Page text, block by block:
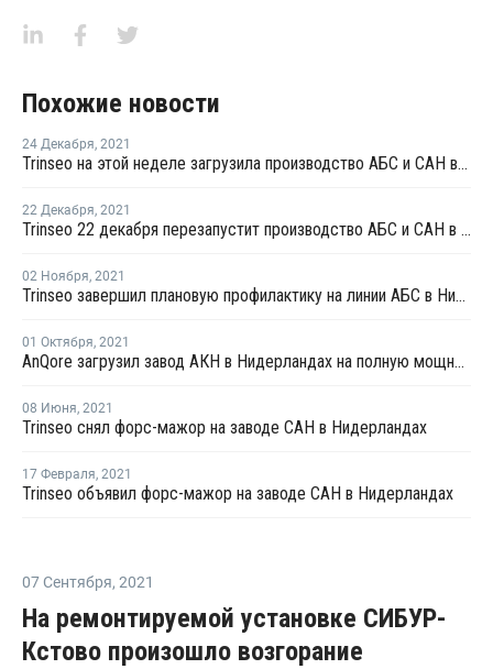
Похожие новости
24 Декабря, 2021
Trinseo на этой неделе загрузила производство АБС и САН в Нидерландах в штатном режиме
22 Декабря, 2021
Trinseo 22 декабря перезапустит производство АБС и САН в Нидерландах
02 Ноября, 2021
Trinseo завершил плановую профилактику на линии АБС в Нидерландах
01 Октября, 2021
AnQore загрузил завод АКН в Нидерландах на полную мощность и снял форс-мажор
08 Июня, 2021
Trinseo снял форс-мажор на заводе САН в Нидерландах
17 Февраля, 2021
Trinseo объявил форс-мажор на заводе САН в Нидерландах
07 Сентября, 2021
На ремонтируемой установке СИБУР-
Кстово произошло возгорание